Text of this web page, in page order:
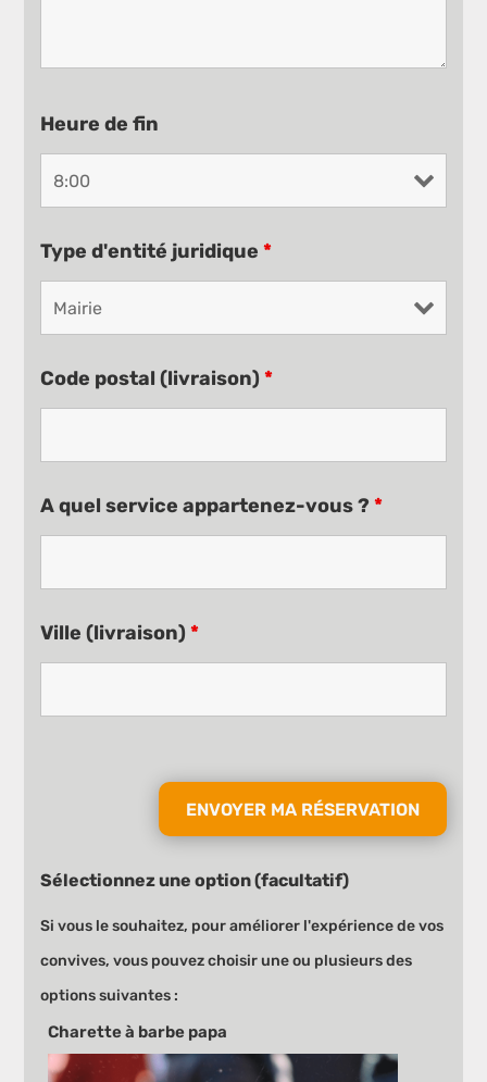
Heure de fin
Type d'entité juridique*
Code postal (livraison)*
A quel service appartenez-vous ?*
Ville (livraison)*
Sélectionnez une option (facultatif)
Charette à barbe papa
Si vous le souhaitez, pour améliorer l'expérience de vos
convives, vous pouvez choisir une ou plusieurs des
options suivantes :